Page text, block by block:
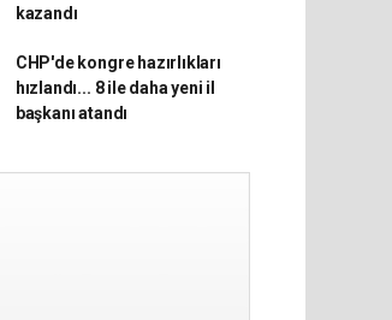
kazandı
CHP'de kongre hazırlıkları
hızlandı... 8 ile daha yeni il
başkanı atandı